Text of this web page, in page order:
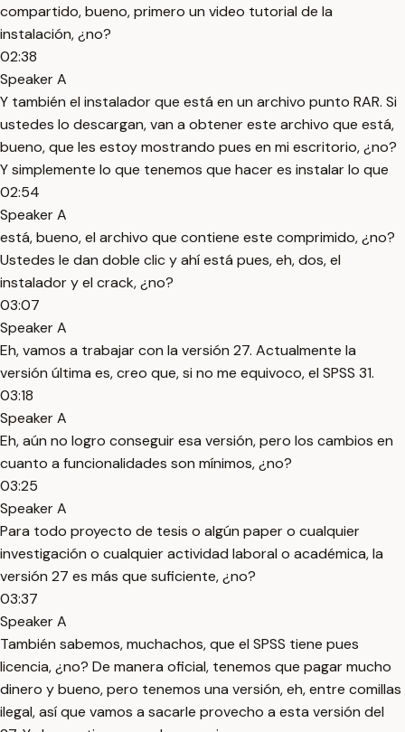
compartido, bueno, primero un video tutorial de la
instalación, ¿no?
02:38
Speaker A
Y también el instalador que está en un archivo punto RAR. Si
ustedes lo descargan, van a obtener este archivo que está,
bueno, que les estoy mostrando pues en mi escritorio, ¿no?
Y simplemente lo que tenemos que hacer es instalar lo que
02:54
Speaker A
está, bueno, el archivo que contiene este comprimido, ¿no?
Ustedes le dan doble clic y ahí está pues, eh, dos, el
instalador y el crack, ¿no?
03:07
Speaker A
Eh, vamos a trabajar con la versión 27. Actualmente la
versión última es, creo que, si no me equivoco, el SPSS 31.
03:18
Speaker A
Eh, aún no logro conseguir esa versión, pero los cambios en
cuanto a funcionalidades son mínimos, ¿no?
03:25
Speaker A
Para todo proyecto de tesis o algún paper o cualquier
investigación o cualquier actividad laboral o académica, la
versión 27 es más que suficiente, ¿no?
03:37
Speaker A
También sabemos, muchachos, que el SPSS tiene pues
licencia, ¿no? De manera oficial, tenemos que pagar mucho
dinero y bueno, pero tenemos una versión, eh, entre comillas
ilegal, así que vamos a sacarle provecho a esta versión del